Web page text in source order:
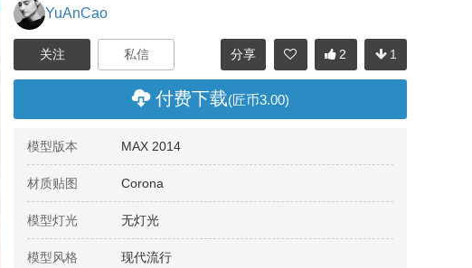
YuAnCao
1
2
分享
付费下载(匠币3.00)
模型版本 MAX 2014
材质贴图 Corona
模型灯光 无灯光
模型风格 现代流行